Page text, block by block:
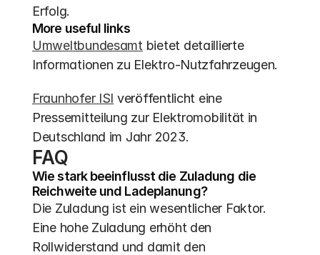
Erfolg.
More useful links
Umweltbundesamt bietet detaillierte
Informationen zu Elektro-Nutzfahrzeugen.
Fraunhofer ISI veröffentlicht eine
Pressemitteilung zur Elektromobilität in
Deutschland im Jahr 2023.
FAQ
Wie stark beeinflusst die Zuladung die
Reichweite und Ladeplanung?
Die Zuladung ist ein wesentlicher Faktor.
Eine hohe Zuladung erhöht den
Rollwiderstand und damit den